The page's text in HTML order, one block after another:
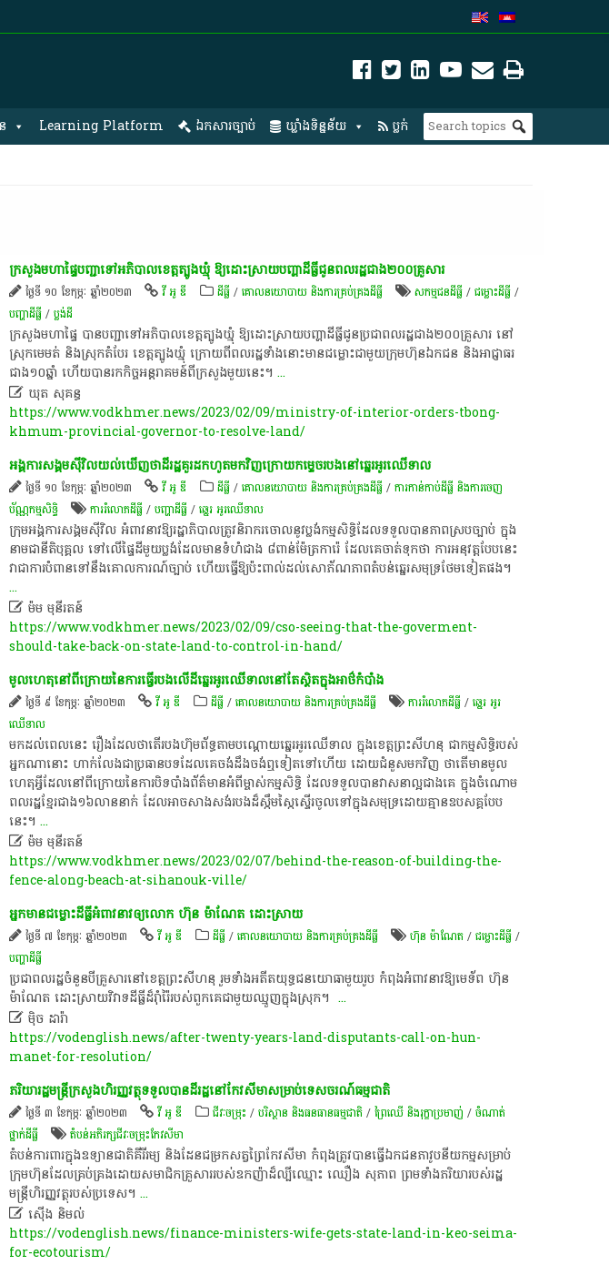
Learning Platform ឯកសារច្បាប់ ឃ្លាំងទិន្នន័យ ប្លក់
ក្រសួងមហាផ្ទៃបញ្ជាទៅអភិបាលខេត្តត្បូងឃ្មុំ ឱ្យដោះស្រាយបញ្ហាដីធ្លីជូនពលរដ្ឋជាង២០០គ្រួសារ
ថ្ងៃទី ១០ ខែកុម្ភៈ ឆ្នាំ២០២៣ វី អូ ឌី ដីធ្លី/គោលនយោបាយ និង​ការគ្រប់គ្រង​ដីធ្លី សកម្មជន​ដីធ្លី​/ជម្លោះ​ដីធ្លី/
បញ្ហា​ដី​ធ្លី​/ប្លង់ដី
ក្រសួងមហាផ្ទៃ បានបញ្ជាទៅអភិបាលខេត្តត្បូងឃ្មុំ ឱ្យដោះស្រាយបញ្ហាដីធ្លីជូនប្រជាពលរដ្ឋជាង២០០គ្រួសារ នៅ
ស្រុកមេមត់ និងស្រុកតំបែរ ខេត្តត្បូងឃ្មុំ ក្រោយពីពលរដ្ឋទាំងនោះមានជម្លោះជាមួយក្រុមហ៊ុនឯកជន និងអាជ្ញាធរ
ជាង១០ឆ្នាំ ហើយបានរកកិច្ចអន្តរាគមន៍ពីក្រសួងមួយនេះ។...
 ឃុត សុគន្ធ
https://www.vodkhmer.news/2023/02/09/ministry-of-interior-orders-tbong-
khmum-provincial-governor-to-resolve-land/
អង្គការសង្គមស៊ីវិលយល់ឃើញថាដីរដ្ឋគួរដកហូតមកវិញក្រោយកម្ទេចរបងនៅឆ្នេរអូរឈើទាល
ថ្ងៃទី ១០ ខែកុម្ភៈ ឆ្នាំ២០២៣ វី អូ ឌី ដីធ្លី/គោលនយោបាយ និង​ការគ្រប់គ្រង​ដីធ្លី/ការកាន់កាប់​ដីធ្លី និង​ការចេញ​
ប័ណ្ណកម្មសិទ្ធិ​
ការរំលោភដីធ្លី/បញ្ហា​ដី​ធ្លី​/ឆ្នេរ អូរឈើទាល
ក្រុមអង្គការសង្គមស៊ីវិល អំពាវនាវឱ្យរដ្ឋាភិបាលត្រូវនិរាករចោលនូវប្លង់កម្មសិទ្ធិដែលទ​​ទួ​​​​​ល​​បានភាពស្របច្បាប់ ក្នុង
នាមជានីតិបុគ្គល ទៅលើផ្ទៃដីមួយប្លង់ដែលមានទំហំជាង ៨ពាន់​​ម៉ែ​​ត្រ​​​​កា​​រ៉េ ដែលគេចាត់ទុកថា ការអនុវត្តបែបនេះ
​វាជាការ​បំពានទៅនឹងគោលការណ៍ច្បាប់ ហើ​​យធ្វើ​​ឱ្យ​​ប៉ះ​​ពាល់ដល់សោភ័ណភាពតំបន់ឆ្នេរសមុទ្រថែមទៀតផង។
...
 ម៉ម មុនីរតន៍
https://www.vodkhmer.news/2023/02/09/cso-seeing-that-the-goverment-
should-take-back-on-state-land-to-control-in-hand/
មូលហេតុនៅពីក្រោយនៃការធ្វើរបងលើដីឆ្នេរអូរឈើទាលនៅតែស្ថិតក្នុងអាថ៌កំបាំង
ថ្ងៃទី ៩ ខែកុម្ភៈ ឆ្នាំ២០២៣ វី អូ ឌី ដីធ្លី/គោលនយោបាយ និង​ការគ្រប់គ្រង​ដីធ្លី ការរំលោភដីធ្លី/ឆ្នេរ អូរ
ឈើទាល
មកដល់ពេលនេះ រឿងដែលថាតើរបងហ៊ុមព័ទ្ធតាមបណ្ដោយឆ្នេរអូរឈើទាល ក្នុងខេត្តព្រះសីហនុ ជាកម្មសិទ្ធិរ​​បស់
អ្នក​​ណា​​​​​នោះ ហាក់លែងជាប្រធានបទដែលគេចង់ដឹងចង់​ឮទៀតទៅហើយ ដោយជំនួសមក​​វិញ​​ ថាតើ​​មា​ន​​​​មូល​​
ហេតុអ្វីដែលនៅពីក្រោយនៃការបិទបាំងព័ត៌មានអំពីម្ចាស់កម្មសិទ្ធិ ដែលទទួលបានវាស​​នា​​​​ល្អជាង​​គេ ក្នុងចំណោម
ពលរដ្ឋខ្មែរជាង១៦លាននាក់ ដែលអាចសាងសង់របងដ៏ស្កឹមស្កៃស្ទើរ​​ចូល​​ទៅ​​​​ក្នុង​​​​សមុទ្រដោយគ្មានឧបសគ្គបែប
នេះ។...
 ម៉ម មុនីរតន៍
https://www.vodkhmer.news/2023/02/07/behind-the-reason-of-building-the-
fence-along-beach-at-sihanouk-ville/
អ្នកមាន​ជម្លោះដីធ្លី​អំពាវនាវ​ឲ្យ​លោក​ ហ៊ុន​ ម៉ា​ណែ​ត​ ដោះស្រាយ​
ថ្ងៃទី ៧ ខែកុម្ភៈ ឆ្នាំ២០២៣ វី អូ ឌី ដីធ្លី/គោលនយោបាយ និង​ការគ្រប់គ្រង​ដីធ្លី ហ៊ុន ម៉ាណែត/ជម្លោះ​ដីធ្លី/
បញ្ហា​ដី​ធ្លី​
​ប្រជាពលរដ្ឋ​ចំនួន​បី​គ្រួសារ​នៅ​ខេត្ត​ព្រះ​សីហ​នុ​ រួម​ទាំង​អតីត​យុទ្ធ​ជន​យោធា​មួយ​រូប​ កំពុង​អំពាវនាវ​ឱ្យ​មេទ័ព​ ហ៊ុន​
ម៉ា​ណែ​ត​ ដោះស្រាយ​វិវាទ​ដីធ្លី​ដ៏​រ៉ាំរ៉ៃ​របស់​ពួក​គេ​ជាមួយ​ឈ្មួញ​ក្នុងស្រុក​។​ ​...
 ម៉ិច ដារ៉ា
https://vodenglish.news/after-twenty-years-land-disputants-call-on-hun-
manet-for-resolution/
ភរិយារដ្ឋមន្ត្រីក្រសួងហិរញ្ញវត្ថុទទួលបានដីរដ្ឋនៅកែវសីមាសម្រាប់ទេសចរណ៍ធម្មជាតិ
ថ្ងៃទី ៣ ខែកុម្ភៈ ឆ្នាំ២០២៣ វី អូ ឌី ជីវៈចម្រុះ /បរិស្ថាន និងធនធានធម្មជាតិ/ព្រៃឈើ និងរុក្ខាប្រមាញ់ /ចំណាត់
ថ្នាក់ដីធ្លី
តំបន់​អភិរក្ស​ជីវៈចម្រុះ​កែវសីមា
តំបន់ការពារក្នុងឧទ្យានជាតិគីរីរម្យ និងដែនជម្រកសត្វព្រៃកែវសីមា កំពុងត្រូវបានធ្វើឯកជនភាវូបនីយកម្មសម្រាប់
ក្រុមហ៊ុនដែលគ្រប់គ្រងដោយសមាជិកគ្រួសាររបស់ឧកញ៉ាដ៏ល្បីឈ្មោះ ឈឿង សុភាព ព្រមទាំងភរិយារបស់រដ្ឋ
មន្ត្រីហិរញ្ញវត្ថុរបស់ប្រទេស។...
 ស៊ើង និមល់
https://vodenglish.news/finance-ministers-wife-gets-state-land-in-keo-seima-
for-ecotourism/